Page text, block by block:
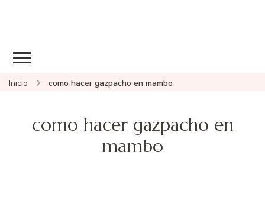
Inicio como hacer gazpacho en mambo
como hacer gazpacho en
mambo